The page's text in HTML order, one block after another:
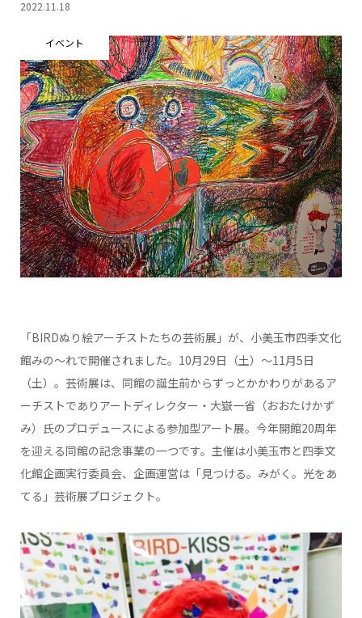
2022.11.18
イベント
「BIRDぬり絵アーチストたちの芸術展」が、小美玉市四季文化
館みの～れで開催されました。10月29日（土）～11月5日
（土）。芸術展は、同館の誕生前からずっとかかわりがあるア
ーチストでありアートディレクター・大嶽一省（おおたけかず
み）氏のプロデュースによる参加型アート展。今年開館20周年
を迎える同館の記念事業の一つです。主催は小美玉市と四季文
化館企画実行委員会、企画運営は「見つける。みがく。光をあ
てる」芸術展プロジェクト。